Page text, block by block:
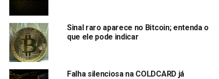
espalhou entre investidores e analistas. Ainda assim, o
gesto dividiu opiniões dentro do mercado financeiro, que
tenta entender os impactos políticos e econômicos dessa
mudança.
Trump perdoa fundador da
Sinal raro aparece no Bitcoin; entenda o
que ele pode indicar
Falha silenciosa na COLDCARD já